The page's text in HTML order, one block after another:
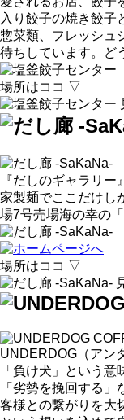
入り餃子の焼き餃子
惣菜類、フレッシュ
待ちしています。ど
場所はココ ▽
『だしのギャラリ
家製麺でここだけし
場7号売場海の幸の
場所はココ ▽
UNDERDOG（アン
「負け犬」という意
「劣勢を挽回する
客様との繋がりを大